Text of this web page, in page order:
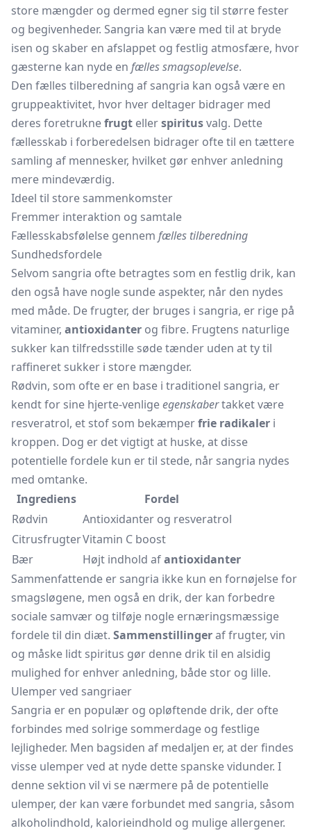
store mængder og dermed egner sig til større fester
og begivenheder. Sangria kan være med til at bryde
isen og skaber en afslappet og festlig atmosfære, hvor
gæsterne kan nyde en fælles smagsoplevelse.
Den fælles tilberedning af sangria kan også være en
gruppeaktivitet, hvor hver deltager bidrager med
deres foretruknefrugt ellerspiritusvalg. Dette
fællesskab i forberedelsen bidrager ofte til en tættere
samling af mennesker, hvilket gør enhver anledning
mere mindeværdig.
Ideel til store sammenkomster
Fremmer interaktion og samtale
Fællesskabsfølelse gennem fælles tilberedning
Sundhedsfordele
Selvom sangria ofte betragtes som en festlig drik, kan
den også have nogle sunde aspekter, når den nydes
med måde. De frugter, der bruges i sangria, er rige på
vitaminer, antioxidanter og fibre. Frugtens naturlige
sukker kan tilfredsstille søde tænder uden at ty til
raffineret sukker i store mængder.
Rødvin, som ofte er en base i traditionel sangria, er
kendt for sine hjerte-venligeegenskabertakket være
resveratrol, et stof som bekæmperfrie radikaler i
kroppen. Dog er det vigtigt at huske, at disse
potentielle fordele kun er til stede, når sangria nydes
med omtanke.
Ingrediens
Fordel
Rødvin
Antioxidanter og resveratrol
CitrusfrugterVitamin C boost
Bær
Højt indhold afantioxidanter
Sammenfattende er sangria ikke kun en fornøjelse for
smagsløgene, men også en drik, der kan forbedre
sociale samvær og tilføje nogle ernæringsmæssige
fordele til din diæt. Sammenstillingeraf frugter, vin
og måske lidt spiritus gør denne drik til en alsidig
mulighed for enhver anledning, både stor og lille.
Ulemper ved sangriaer
Sangria er en populær og opløftende drik, der ofte
forbindes med solrige sommerdage og festlige
lejligheder. Men bagsiden af medaljen er, at der findes
visse ulemper ved at nyde dette spanske vidunder. I
denne sektion vil vi se nærmere på de potentielle
ulemper, der kan være forbundet med sangria, såsom
alkoholindhold, kalorieindhold og mulige allergener.